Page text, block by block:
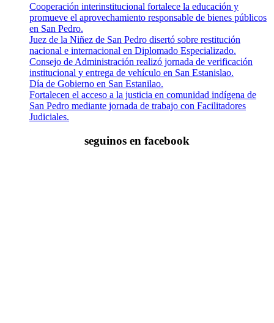
Cooperación interinstitucional fortalece la educación y
promueve el aprovechamiento responsable de bienes públicos
en San Pedro.
Juez de la Niñez de San Pedro disertó sobre restitución
nacional e internacional en Diplomado Especializado.
Consejo de Administración realizó jornada de verificación
institucional y entrega de vehículo en San Estanislao.
Día de Gobierno en San Estanilao.
Fortalecen el acceso a la justicia en comunidad indígena de
San Pedro mediante jornada de trabajo con Facilitadores
Judiciales.
seguinos en facebook